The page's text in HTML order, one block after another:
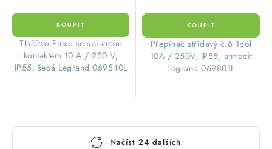
​Tlačítko Plexo se spínacím
kontaktem 10 A / 250 V,
IP55, šedá Legrand 069540L
​Přepínač střídavý č.6 1pól
10A / 250V, IP55, antracit
Legrand 069801L
O
Načíst 24 dalších